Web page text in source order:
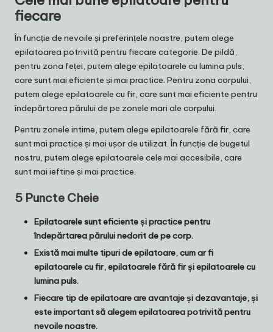
fiecare
În funcție de nevoile și preferințele noastre, putem alege
epilatoarea potrivită pentru fiecare categorie. De pildă,
pentru zona feței, putem alege epilatoarele cu lumina puls,
care sunt mai eficiente și mai practice. Pentru zona corpului,
putem alege epilatoarele cu fir, care sunt mai eficiente pentru
îndepărtarea părului de pe zonele mari ale corpului.
Pentru zonele intime, putem alege epilatoarele fără fir, care
sunt mai practice și mai ușor de utilizat. În funcție de bugetul
nostru, putem alege epilatoarele cele mai accesibile, care
sunt mai ieftine și mai practice.
5 Puncte Cheie
Epilatoarele sunt eficiente și practice pentru
îndepărtarea părului nedorit de pe corp.
Există mai multe tipuri de epilatoare, cum ar fi
epilatoarele cu fir, epilatoarele fără fir și epilatoarele cu
lumina puls.
Fiecare tip de epilatoare are avantaje și dezavantaje, și
este important să alegem epilatoarea potrivită pentru
nevoile noastre.